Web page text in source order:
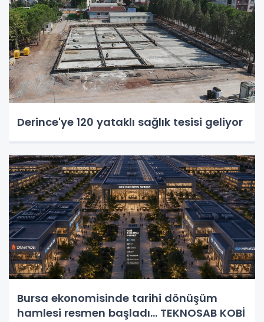
Derince'ye 120 yataklı sağlık tesisi geliyor
Bursa ekonomisinde tarihi dönüşüm
hamlesi resmen başladı... TEKNOSAB KOBİ